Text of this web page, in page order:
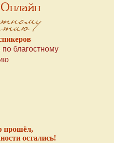
прошёл,
остались!